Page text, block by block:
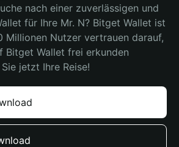
nach einer zuverlässigen und
für Ihre Mr. N? Bitget Wallet ist
Millionen Nutzer vertrauen darauf,
Bitget Wallet frei erkunden
jetzt Ihre Reise!